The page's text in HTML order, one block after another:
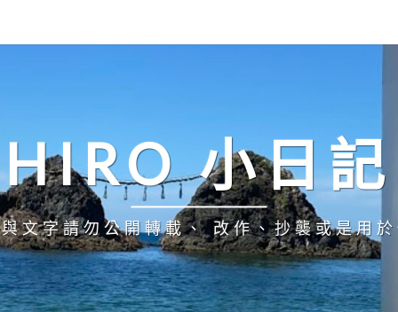
HIRO 小日記
文字請勿公開轉載、 改作、抄襲或是用